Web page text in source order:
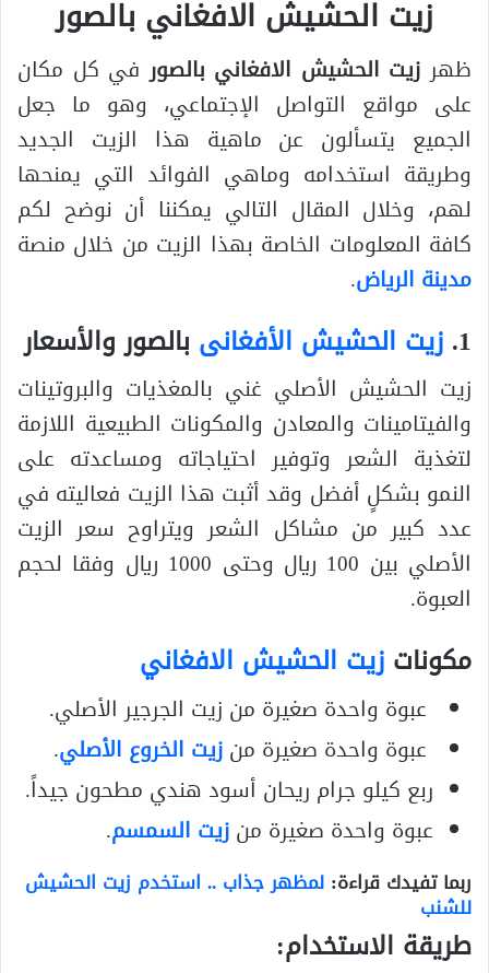
زيت الحشيش الافغاني بالصور
ظهر زيت الحشيش الافغاني بالصورفي كل مكان
على مواقع التواصل الإجتماعي، وهو ما جعل
الجميع يتسألون عن ماهية هذا الزيت الجديد
وطريقة استخدامه وماهي الفوائد التي يمنحها
لهم، وخلال المقال التالي يمكننا أن نوضح لكم
كافة المعلومات الخاصة بهذا الزيت من خلال منصة
مدينة الرياض.
1. زيت الحشيش الأفغانى بالصور والأسعار
زيت الحشيش الأصلي غني بالمغذيات والبروتينات
والفيتامينات والمعادن والمكونات الطبيعية اللازمة
لتغذية الشعر وتوفير احتياجاته ومساعدته على
النمو بشكلٍ أفضل وقد أثبت هذا الزيت فعاليته في
عدد كبير من مشاكل الشعر ويتراوح سعر الزيت
الأصلي بين 100 ريال وحتى 1000 ريال وفقا لحجم
العبوة.
مكونات زيت الحشيش الافغاني
عبوة واحدة صغيرة من زيت الجرجير الأصلي.
عبوة واحدة صغيرة منزيت الخروع الأصلي.
ربع كيلو جرام ريحان أسود هندي مطحون جيداً.
عبوة واحدة صغيرة منزيت السمسم.
ربما تفيدك قراءة: لمظهر جذاب .. استخدم زيت الحشيش
للشنب
طريقة الاستخدام: